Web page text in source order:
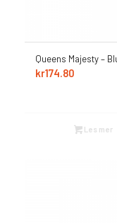
Queens Majesty –
kr174.80
Les mer